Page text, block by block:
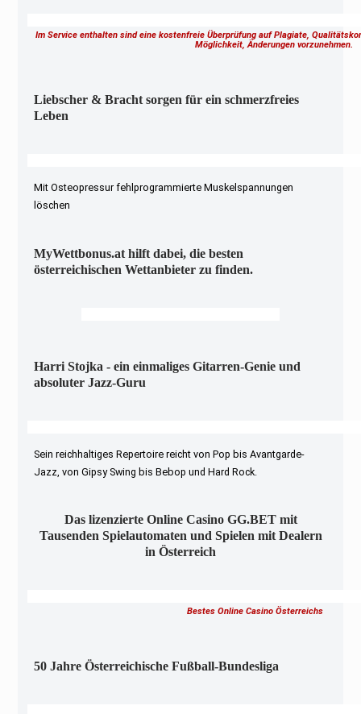
Im Service enthalten sind eine kostenfreie Überprüfung auf Plagiate,
Möglichkeit, Änderungen vorzunehmen.
Liebscher & Bracht sorgen für ein schmerzfreies
Leben
Mit Osteopressur fehlprogrammierte Muskelspannungen
löschen
MyWettbonus.at hilft dabei, die besten
österreichischen Wettanbieter zu finden.
Harri Stojka - ein einmaliges Gitarren-Genie und
absoluter Jazz-Guru
Sein reichhaltiges Repertoire reicht von Pop bis Avantgarde-
Jazz, von Gipsy Swing bis Bebop und Hard Rock.
Das lizenzierte Online Casino GG.BET mit
Tausenden Spielautomaten und Spielen mit Dealern
in Österreich
Bestes Online Casino Österreichs
50 Jahre Österreichische Fußball-Bundesliga